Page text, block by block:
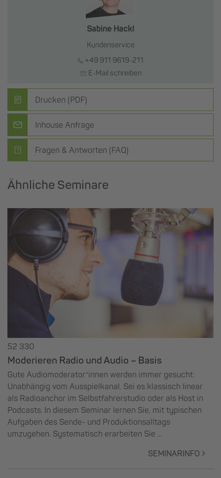
Sabine Hackl
Kundenservice
+49 911 9619-211
E-Mail schreiben
Drucken (PDF)
Inhouse Anfrage
Fragen & Antworten (FAQ)
Ähnliche Seminare
52 330
Moderieren Radio und Audio – Basis
Gute Audiomoderator*innen werden immer gesucht:
Unabhängig vom Ausspielkanal. Sei es klassisch linear
als Radioanchor im Selbstfahrerstudio oder als Host in
Podcasts. In diesem Seminar lernen Sie, mit typischen
Aufgaben des Sende- und Produktionsalltags
umzugehen. Systematisch erarbeiten Sie ...
SEMINARINFO